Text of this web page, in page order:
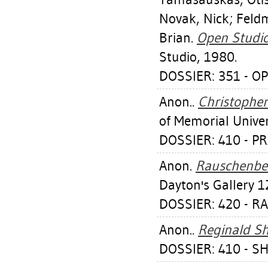
Novak, Nick;
Brian. Open
Studio, 1980.
DOSSIER: 351 -
Anon..
of Memorial
DOSSIER: 410 -
Anon.
Dayton's Gallery
DOSSIER: 420 -
Anon.. Reginald
DOSSIER: 410 -